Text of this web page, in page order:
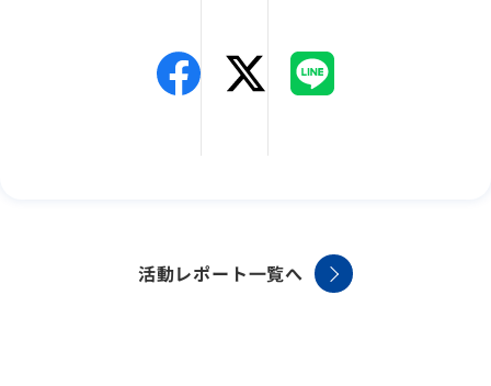
活動レポート一覧へ